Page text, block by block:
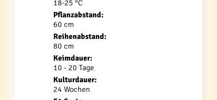
18-25 °C
Pflanzabstand:
60 cm
Reihenabstand:
80 cm
Keimdauer:
10 - 20 Tage
Kulturdauer:
24 Wochen